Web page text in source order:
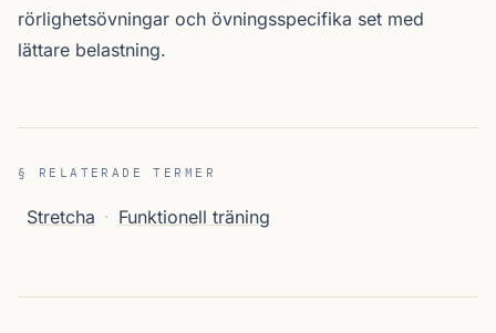
rörlighetsövningar och övningsspecifika set med
lättare belastning.
§ RELATERADE TERMER
Stretcha · Funktionell träning